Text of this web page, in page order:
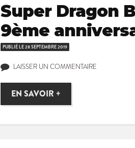
Super Dragon
9ème
PUBLIÉ LE28 SEPTEMBRE 2019
LAISSER UN COMMENTAIRE
EN SAVOIR +